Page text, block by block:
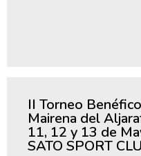
II Torneo
Mairena del
11, 12 y 13 de
SATO SPORT